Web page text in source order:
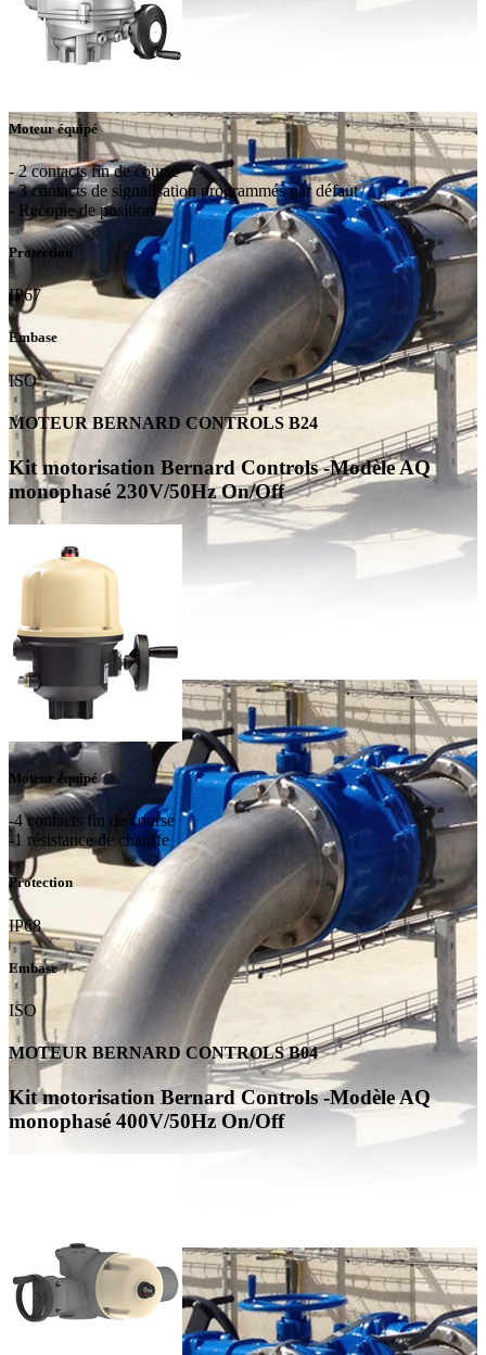
Moteur équipé
- 2 contacts fin de course
- 3 contacts de signalisation programmés par défaut
- Recopie de position
Protection
IP67
Embase
ISO
MOTEUR BERNARD CONTROLS B24
Kit motorisation Bernard Controls -Modèle AQ
monophasé 230V/50Hz On/Off
Moteur équipé
-4 contacts fin de course
-1 résistance de chauffe
Protection
IP68
Embase
ISO
MOTEUR BERNARD CONTROLS B04
Kit motorisation Bernard Controls -Modèle AQ
monophasé 400V/50Hz On/Off